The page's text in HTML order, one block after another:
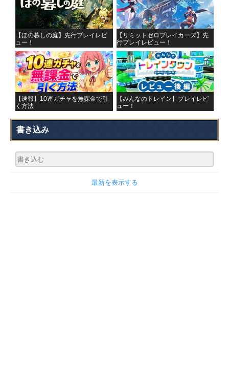
【ほの暮しの庭】先行プレイレビ
ュー！
【リミットゼロブレイカーズ】先
行プレイレビュー！
【速報】10連ガチャを無課金で引
く方法
【みんなのトレイン】プレイレビ
ュー！
書き込み
最新を表示する